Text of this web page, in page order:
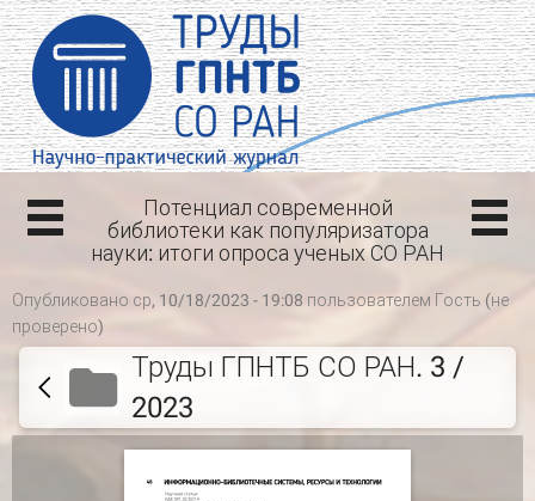
Потенциал современной
библиотеки как популяризатора
науки: итоги опроса ученых СО РАН
Опубликовано ср, 10/18/2023 - 19:08 пользователем Гость (не
проверено)
Труды ГПНТБ СО РАН. 3 /
2023